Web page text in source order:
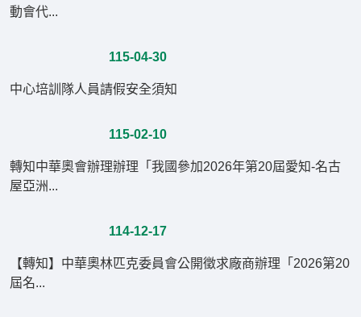
動會代...
115-04-30
中心培訓隊人員請假安全須知
115-02-10
轉知中華奧會辦理辦理「我國參加2026年第20屆愛知-名古
屋亞洲...
114-12-17
【轉知】中華奧林匹克委員會公開徵求廠商辦理「2026第20
屆名...